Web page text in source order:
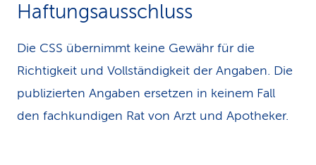
Haftungsausschluss
Die CSS übernimmt keine Gewähr für die
Richtigkeit und Vollständigkeit der Angaben. Die
publizierten Angaben ersetzen in keinem Fall
den fachkundigen Rat von Arzt und Apotheker.